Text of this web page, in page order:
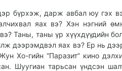
бүрхэж, дарж авбал юу гэх
яах вэ? Хэн нэгний
Таны, таны үр хүүхдүүдийн
дээрэмдвэл яах вэ? Ер нь
Хо-гийн “Паразит” кино
Шуугиан тарьсан үндсэн